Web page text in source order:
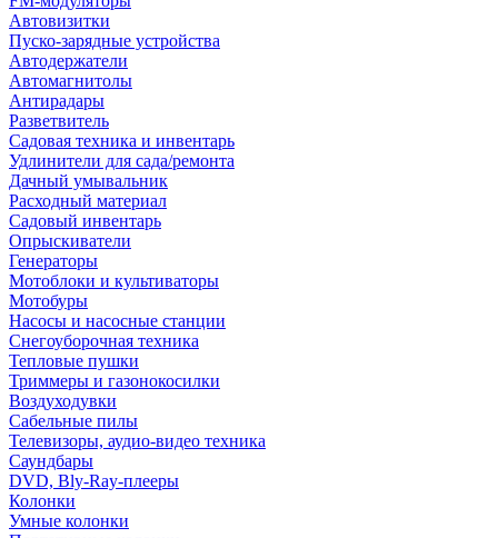
Автовизитки
Пуско-зарядные устройства
Автодержатели
Автомагнитолы
Антирадары
Разветвитель
Садовая техника и инвентарь
Удлинители для сада/ремонта
Дачный умывальник
Расходный материал
Садовый инвентарь
Опрыскиватели
Генераторы
Мотоблоки и культиваторы
Мотобуры
Насосы и насосные станции
Снегоуборочная техника
Тепловые пушки
Триммеры и газонокосилки
Воздуходувки
Сабельные пилы
Телевизоры, аудио-видео техника
Саундбары
DVD, Bly-Ray-плееры
Колонки
Умные колонки